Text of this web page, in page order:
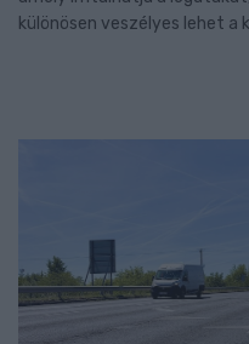
különösen veszélyes lehet a